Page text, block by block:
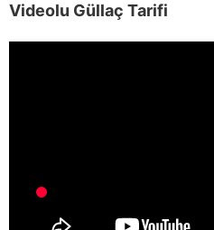
Videolu Güllaç Tarifi